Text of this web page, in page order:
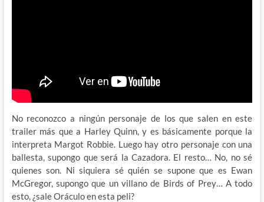
No reconozco a ningún personaje de los que salen en este
trailer más que a Harley Quinn, y es básicamente porque la
interpreta Margot Robbie. Luego hay otro personaje con una
ballesta, supongo que será la Cazadora. El resto… No, no sé
quienes son. Ni siquiera sé quién se supone que es Ewan
McGregor, supongo que un villano de Birds of Prey… A todo
esto, ¿sale Oráculo en esta peli?